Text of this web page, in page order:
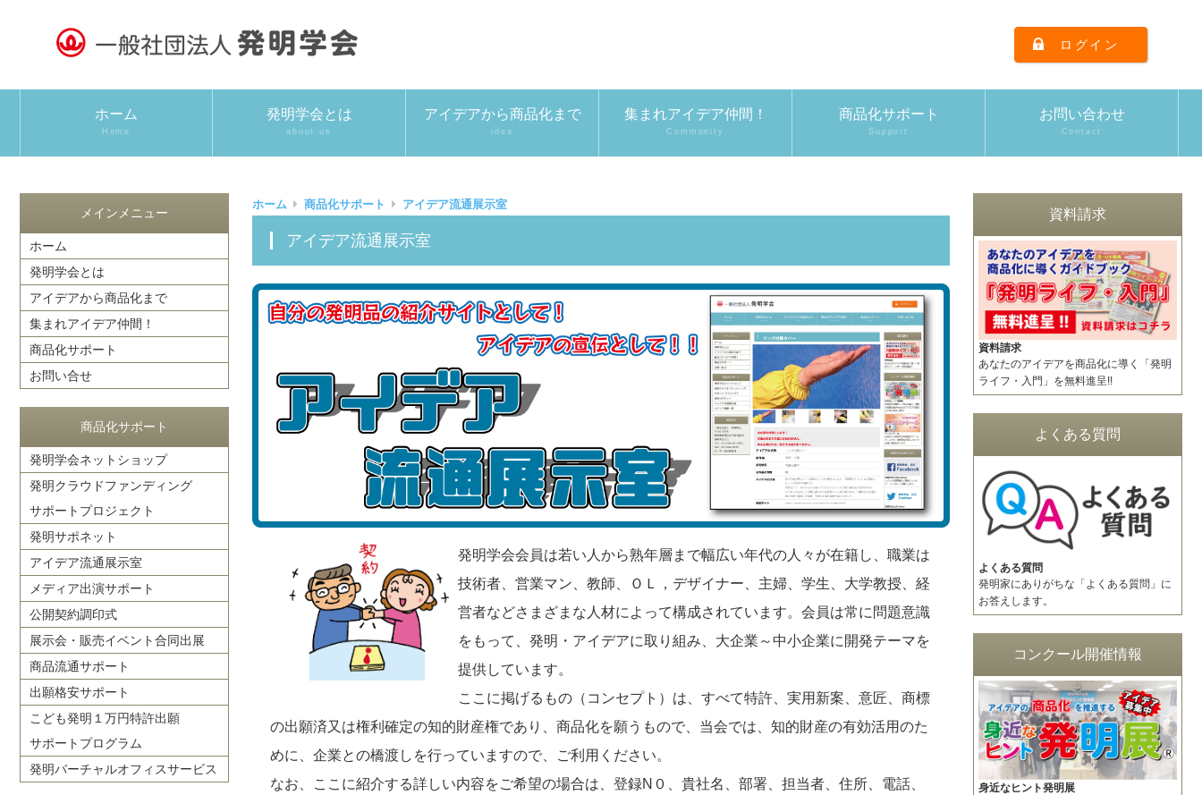
ログイン
ホーム
Home
発明学会とは
about us
アイデアから商品化まで
idea
集まれアイデア仲間！
Community
商品化サポート
Support
お問い合わせ
Contact
ホーム 商品化サポート アイデア流通展示室
アイデア流通展示室
発明学会会員は若い人から熟年層まで幅広い年代の人々が在籍し、職業は
技術者、営業マン、教師、ＯＬ，デザイナー、主婦、学生、大学教授、経
営者などさまざまな人材によって構成されています。会員は常に問題意識
をもって、発明・アイデアに取り組み、大企業～中小企業に開発テーマを
提供しています。
ここに掲げるもの（コンセプト）は、すべて特許、実用新案、意匠、商標
の出願済又は権利確定の知的財産権であり、商品化を願うもので、当会では、知的財産の有効活用のた
めに、企業との橋渡しを行っていますので、ご利用ください。
なお、ここに紹介する詳しい内容をご希望の場合は、登録N０、貴社名、部署、担当者、住所、電話、
メインメニュー
ホーム
発明学会とは
アイデアから商品化まで
集まれアイデア仲間！
商品化サポート
お問い合せ
商品化サポート
発明学会ネットショップ
発明クラウドファンディング
サポートプロジェクト
発明サポネット
アイデア流通展示室
メディア出演サポート
公開契約調印式
展示会・販売イベント合同出展
商品流通サポート
出願格安サポート
こども発明１万円特許出願
サポートプログラム
発明バーチャルオフィスサービス
資料請求
資料請求
あなたのアイデアを商品化に導く「発明
ライフ・入門」を無料進呈!!
よくある質問
よくある質問
発明家にありがちな「よくある質問」に
お答えします。
コンクール開催情報
身近なヒント発明展